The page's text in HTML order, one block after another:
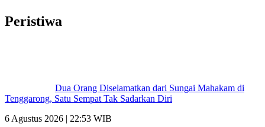
Peristiwa
Dua Orang Diselamatkan dari Sungai Mahakam di
Tenggarong, Satu Sempat Tak Sadarkan Diri
6 Agustus 2026 | 22:53 WIB